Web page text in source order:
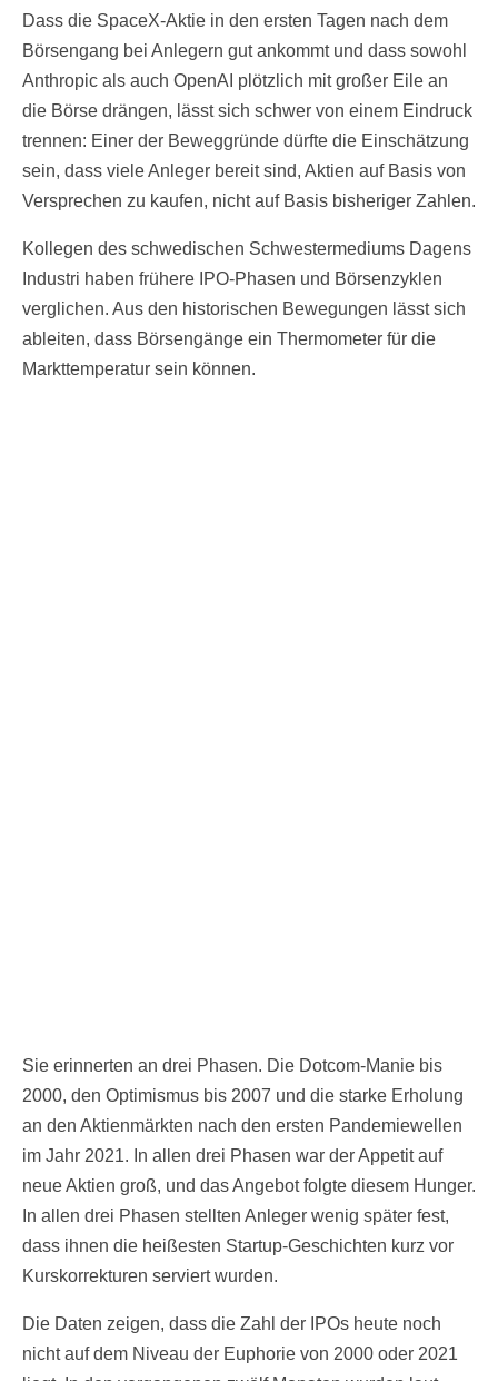
Dass die SpaceX-Aktie in den ersten Tagen nach dem
Börsengang bei Anlegern gut ankommt und dass sowohl
Anthropic als auch OpenAI plötzlich mit großer Eile an
die Börse drängen, lässt sich schwer von einem Eindruck
trennen: Einer der Beweggründe dürfte die Einschätzung
sein, dass viele Anleger bereit sind, Aktien auf Basis von
Versprechen zu kaufen, nicht auf Basis bisheriger Zahlen.
Kollegen des schwedischen Schwestermediums Dagens
Industri haben frühere IPO-Phasen und Börsenzyklen
verglichen. Aus den historischen Bewegungen lässt sich
ableiten, dass Börsengänge ein Thermometer für die
Markttemperatur sein können.
Sie erinnerten an drei Phasen. Die Dotcom-Manie bis
2000, den Optimismus bis 2007 und die starke Erholung
an den Aktienmärkten nach den ersten Pandemiewellen
im Jahr 2021. In allen drei Phasen war der Appetit auf
neue Aktien groß, und das Angebot folgte diesem Hunger.
In allen drei Phasen stellten Anleger wenig später fest,
dass ihnen die heißesten Startup-Geschichten kurz vor
Kurskorrekturen serviert wurden.
Die Daten zeigen, dass die Zahl der IPOs heute noch
nicht auf dem Niveau der Euphorie von 2000 oder 2021